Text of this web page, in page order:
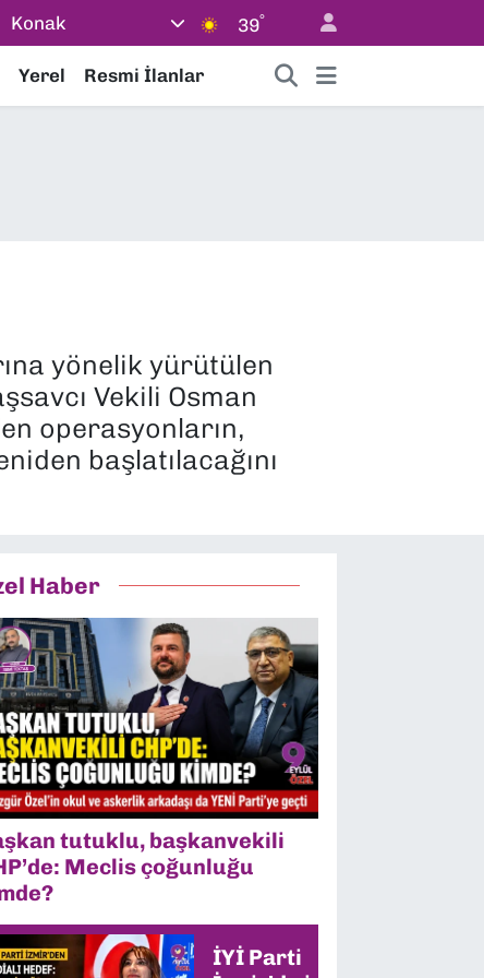
Konak 39°
Yerel Resmi İlanlar
yönelik yürütülen
Vekili Osman
operasyonların,
başlatılacağını
Haber
tutuklu, başkanvekili
Meclis çoğunluğu
İYİ Parti